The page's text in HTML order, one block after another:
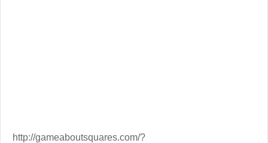
http://gameaboutsquares.com/?